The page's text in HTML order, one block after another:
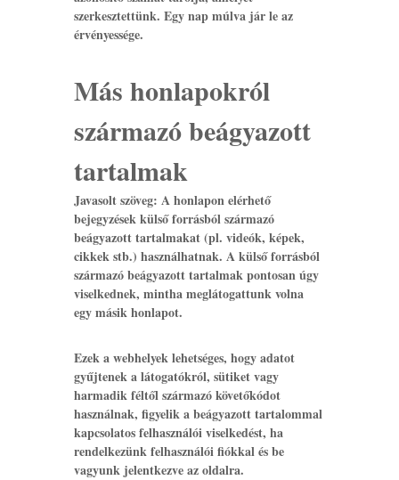
szerkesztettünk. Egy nap múlva jár le az
érvényessége.
Más honlapokról
származó beágyazott
tartalmak
Javasolt szöveg:A honlapon elérhető
bejegyzések külső forrásból származó
beágyazott tartalmakat (pl. videók, képek,
cikkek stb.) használhatnak. A külső forrásból
származó beágyazott tartalmak pontosan úgy
viselkednek, mintha meglátogattunk volna
egy másik honlapot.
Ezek a webhelyek lehetséges, hogy adatot
gyűjtenek a látogatókról, sütiket vagy
harmadik féltől származó követőkódot
használnak, figyelik a beágyazott tartalommal
kapcsolatos felhasználói viselkedést, ha
rendelkezünk felhasználói fiókkal és be
vagyunk jelentkezve az oldalra.